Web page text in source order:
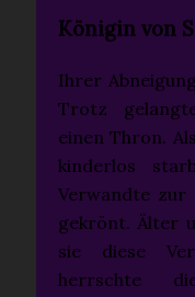
Königin von
Ihrer
Trotz
einen Thron.
kinderlos
Verwandte zur
gekrönt. Älter
sie diese
herrschte